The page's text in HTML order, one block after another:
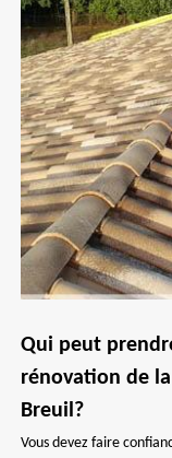
Qui peut
rénovation de
Breuil?
Vous devez faire